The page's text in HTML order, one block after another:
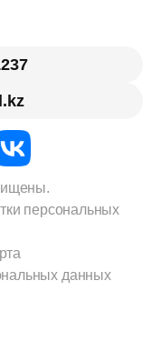
персональных
данных